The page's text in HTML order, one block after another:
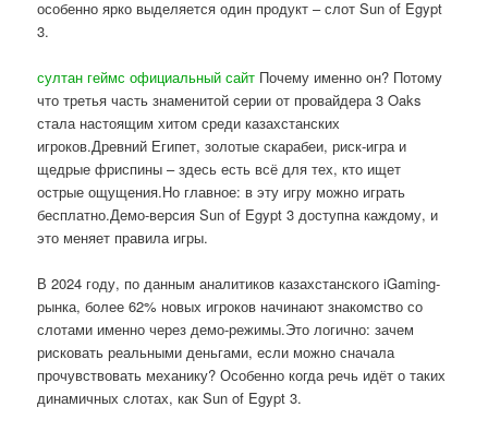
особенно ярко выделяется один продукт – слот Sun of Egypt
3.
султан геймс официальный сайт Почему именно он? Потому
что третья часть знаменитой серии от провайдера 3 Oaks
стала настоящим хитом среди казахстанских
игроков.Древний Египет, золотые скарабеи, риск-игра и
щедрые фриспины – здесь есть всё для тех, кто ищет
острые ощущения.Но главное: в эту игру можно играть
бесплатно.Демо-версия Sun of Egypt 3 доступна каждому, и
это меняет правила игры.
В 2024 году, по данным аналитиков казахстанского iGaming-
рынка, более 62% новых игроков начинают знакомство со
слотами именно через демо-режимы.Это логично: зачем
рисковать реальными деньгами, если можно сначала
прочувствовать механику? Особенно когда речь идёт о таких
динамичных слотах, как Sun of Egypt 3.